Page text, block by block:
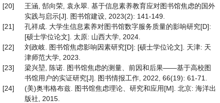
[20]
王涵, 郜向荣, 袁永翠. 基于信息素养教育应对图书馆焦虑的国外
实践与启示[J]. 图书馆建设, 2023(2): 141-149.
[21]
孔祥成. 大学生信息素养对图书馆数字服务质量的影响研究[D]:
[硕士学位论文]. 太原: 山西大学, 2024.
[22]
刘政岐. 图书馆焦虑影响因素研究[D]: [硕士学位论文]. 天津: 天
津师范大学, 2023.
[23]
梁兴堃, 陈诺. 图书馆焦虑的测量、前因和后果——基于高校图
书馆用户的实证研究[J]. 图书情报工作, 2022, 66(19): 61-71.
[24]
(美)奥韦格布兹. 图书馆焦虑理论、研究和应用[M]. 北京: 海洋出
版社, 2015.